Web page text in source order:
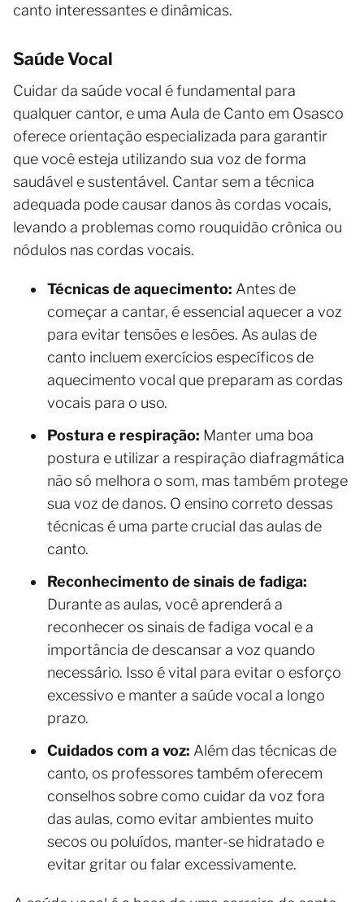
canto interessantes e dinâmicas.
Saúde Vocal
Cuidar da saúde vocal é fundamental para
qualquer cantor, e uma Aula de Canto em Osasco
oferece orientação especializada para garantir
que você esteja utilizando sua voz de forma
saudável e sustentável. Cantar sem a técnica
adequada pode causar danos às cordas vocais,
levando a problemas como rouquidão crônica ou
nódulos nas cordas vocais.
Técnicas de aquecimento: Antes de
começar a cantar, é essencial aquecer a voz
para evitar tensões e lesões. As aulas de
canto incluem exercícios específicos de
aquecimento vocal que preparam as cordas
vocais para o uso.
Postura e respiração: Manter uma boa
postura e utilizar a respiração diafragmática
não só melhora o som, mas também protege
sua voz de danos. O ensino correto dessas
técnicas é uma parte crucial das aulas de
canto.
Reconhecimento de sinais de fadiga:
Durante as aulas, você aprenderá a
reconhecer os sinais de fadiga vocal e a
importância de descansar a voz quando
necessário. Isso é vital para evitar o esforço
excessivo e manter a saúde vocal a longo
prazo.
Cuidados com a voz: Além das técnicas de
canto, os professores também oferecem
conselhos sobre como cuidar da voz fora
das aulas, como evitar ambientes muito
secos ou poluídos, manter-se hidratado e
evitar gritar ou falar excessivamente.